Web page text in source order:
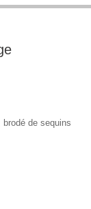
de sequins